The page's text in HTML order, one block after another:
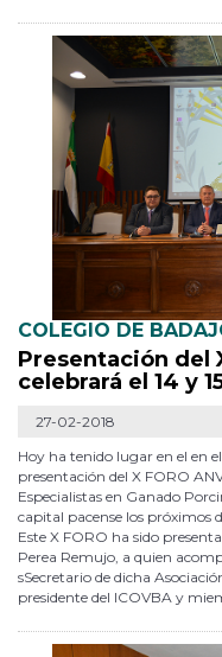
COLEGIO DE
Presentación del
celebrará el 14 y
27-02-2018
Hoy ha tenido lugar en el en
presentación del X FORO
Especialistas en Ganado
capital pacense los próximos
Este X FORO ha sido
Perea Remujo, a quien
sSecretario de dicha
presidente del ICOVBA y